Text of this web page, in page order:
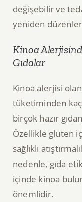
değişebilir ve
yeniden
Kinoa
Gıdalar
Kinoa alerjisi
tüketiminden
birçok hazır
Özellikle gluten
sağlıklı
nedenle, gıda
içinde kinoa
önemlidir.